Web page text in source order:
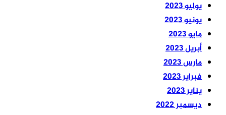
يوليو 2023
يونيو 2023
مايو 2023
أبريل 2023
مارس 2023
فبراير 2023
يناير 2023
ديسمبر 2022